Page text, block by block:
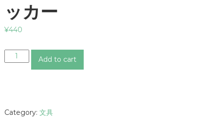
ッカー
¥440
４
】
Add to cart
Category: 文具